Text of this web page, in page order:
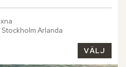
Arlanda
VÄLJ